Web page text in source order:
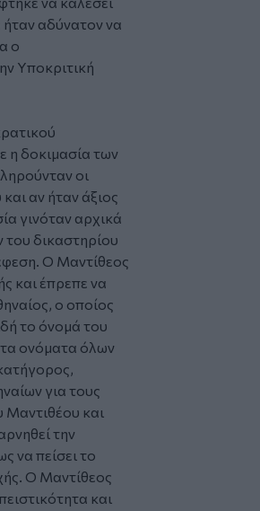
αδύνατον να
ο
Υποκριτική
η δοκιμασία των
οι
αν ήταν άξιος
γινόταν αρχικά
δικαστηρίου
Ο Μαντίθεος
και έπρεπε να
ο οποίος
το όνομά του
ονόματα όλων
για τους
Μαντιθέου και
την
να πείσει το
Ο Μαντίθεος
και